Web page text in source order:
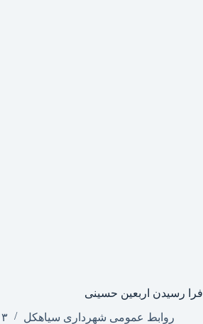
فرا رسیدن اربعین حسینی
روابط عمومی شهرداری سیاهکل
۱۳